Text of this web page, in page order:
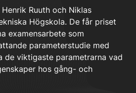
Ruuth och Niklas
Högskola. De får priset
examensarbete som
parameterstudie med
de viktigaste parametrarna vad
hos gång- och